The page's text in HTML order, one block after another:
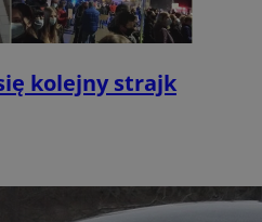
kolejny strajk